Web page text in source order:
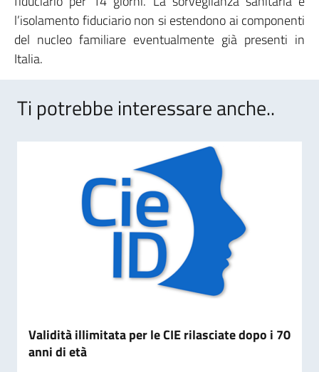
l’isolamento fiduciario non si estendono ai componenti
del nucleo familiare eventualmente già presenti in
Italia.
Ti potrebbe interessare anche..
Validità illimitata per le CIE rilasciate dopo i 70
anni di età